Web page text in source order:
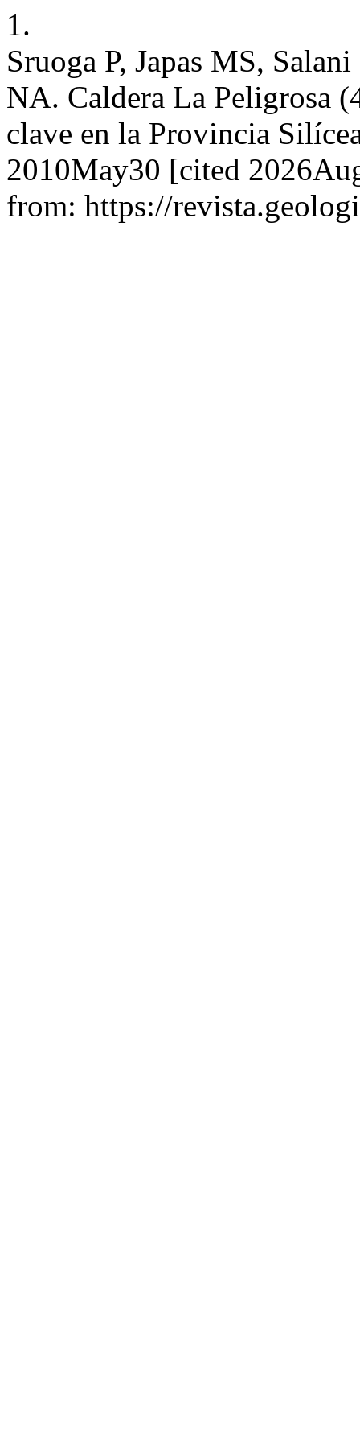
1.
Sruoga P, Japas MS,
NA. Caldera La Peligrosa
clave en la Provincia
2010May30 [cited
from: https://